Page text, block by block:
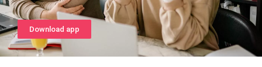
Download app